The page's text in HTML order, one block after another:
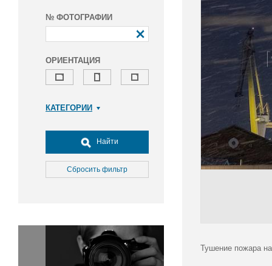
№ ФОТОГРАФИИ
ОРИЕНТАЦИЯ
КАТЕГОРИИ
Досуг, туризм и отдых
Культура
Медицина
Окружающая среда
Политика
Правосудие
Найти
Сбросить фильтр
Тушение пожара